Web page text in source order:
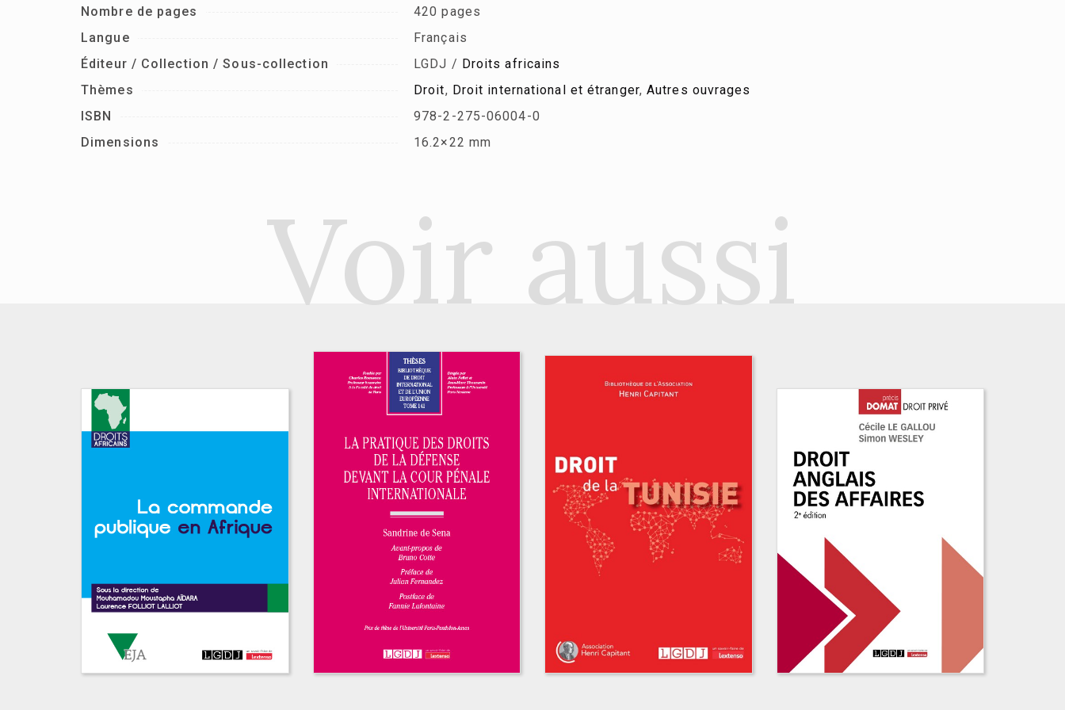
Nombre de pages
420 pages
Langue
Français
Éditeur / Collection / Sous-collection
LGDJ / Droits africains
Thèmes
Droit, Droit international et étranger,Autres ouvrages
ISBN
978-2-275-06004-0
Dimensions
16.2×22 mm
Voir aussi